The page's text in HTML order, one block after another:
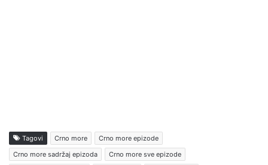
Tagovi Crno more
Crno more epizode
Crno more sadržaj epizoda
Crno more sve epizode